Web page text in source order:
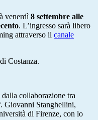
venerdì 8 settembre alle
. L’ingresso sarà libero
attraverso il canale
Costanza.
collaborazione tra
Giovanni Stanghellini,
di Firenze, con lo